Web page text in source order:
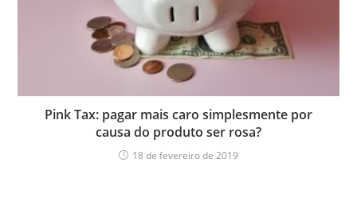
Pink Tax: pagar mais caro simplesmente por
causa do produto ser rosa?
18 de fevereiro de 2019